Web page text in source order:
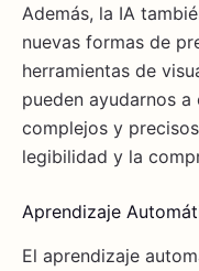
Además, la IA
nuevas formas de
herramientas de
pueden ayudarnos
complejos y
legibilidad y la
Aprendizaje
El aprendizaje